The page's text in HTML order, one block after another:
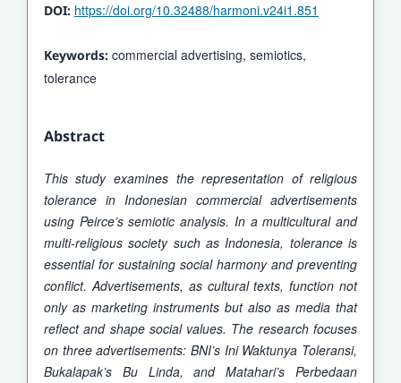
DOI: https://doi.org/10.32488/harmoni.v24i1.851
Keywords: commercial advertising, semiotics,
tolerance
Abstract
This study examines the representation of religious
tolerance in Indonesian commercial advertisements
using Peirce’s semiotic analysis. In a multicultural and
multi-religious society such as Indonesia, tolerance is
essential for sustaining social harmony and preventing
conflict. Advertisements, as cultural texts, function not
only as marketing instruments but also as media that
reflect and shape social values. The research focuses
on three advertisements: BNI’s Ini Waktunya Toleransi,
Bukalapak’s Bu Linda, and Matahari’s Perbedaan